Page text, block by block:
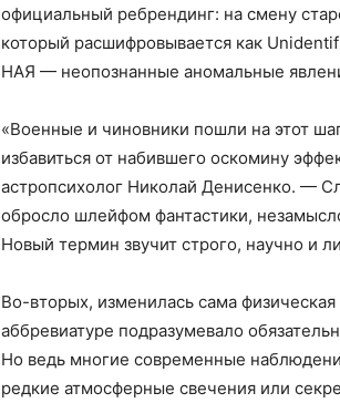
официальный ребрендинг: на смену
который расшифровывается как
НАЯ — неопознанные аномальные
«Военные и чиновники пошли на этот
избавиться от набившего оскомину
астропсихолог Николай Денисенко. —
обросло шлейфом фантастики,
Новый термин звучит строго, научно и
Во-вторых, изменилась сама
аббревиатуре подразумевало
Но ведь многие современные
редкие атмосферные свечения или